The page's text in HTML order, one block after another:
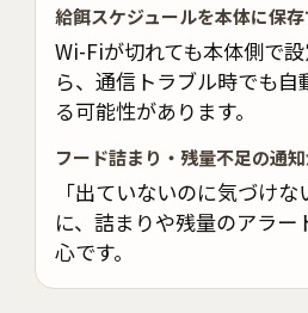
給餌スケジュールを本体に保
Wi-Fiが切れても本体側で
ら、通信トラブル時でも
る可能性があります。
フード詰まり・残量不足の通
「出ていないのに気づけ
に、詰まりや残量のアラー
心です。